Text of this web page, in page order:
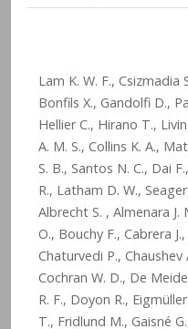
Lam K. W. F.,
Bonfils X., Gandolfi D.,
Hellier C., Hirano T.,
A. M. S., Collins K. A.,
S. B., Santos N. C., Dai
R., Latham D. W., Seager
Albrecht S. , Almenara
O., Bouchy F., Cabrera
Chaturvedi P., Chaushev
Cochran W. D., De
R. F., Doyon R.,
T., Fridlund M., Gaisné